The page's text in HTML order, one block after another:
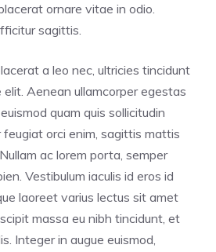
ornare vitae in odio.
sagittis.
a leo nec, ultricies tincidunt
Aenean ullamcorper egestas
quam quis sollicitudin
feugiat orci enim, sagittis mattis
ac lorem porta, semper
Vestibulum iaculis id eros id
laoreet varius lectus sit amet
massa eu nibh tincidunt, et
Integer in augue euismod,